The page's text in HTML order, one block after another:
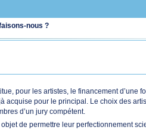
nous ?
pour les artistes, le financement d’une
acquise pour le principal. Le choix des
d’un jury compétent.
de permettre leur perfectionnement